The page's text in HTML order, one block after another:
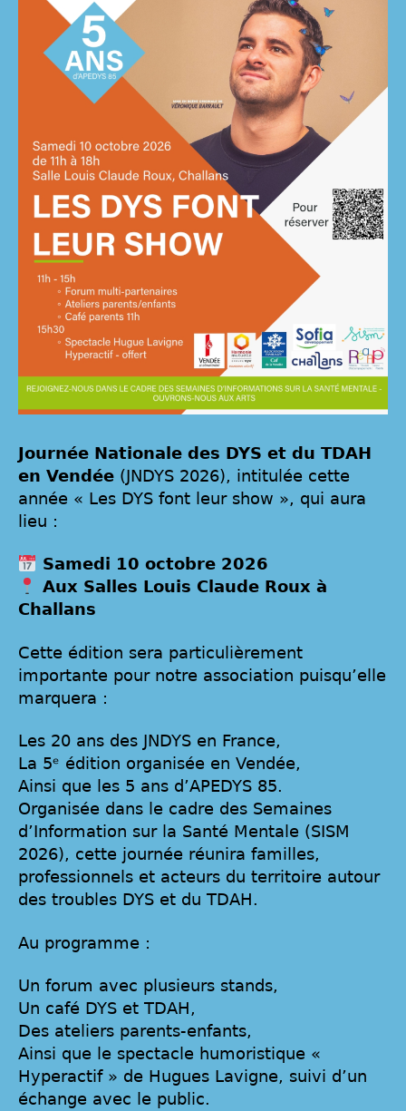
Journée Nationale des DYS et du TDAH
en Vendée (JNDYS 2026), intitulée cette
année « Les DYS font leur show », qui aura
lieu :
Samedi 10 octobre 2026
Aux Salles Louis Claude Roux à
Challans
Cette édition sera particulièrement
importante pour notre association puisqu’elle
marquera :
Les 20 ans des JNDYS en France,
La 5ᵉ édition organisée en Vendée,
Ainsi que les 5 ans d’APEDYS 85.
Organisée dans le cadre des Semaines
d’Information sur la Santé Mentale (SISM
2026), cette journée réunira familles,
professionnels et acteurs du territoire autour
des troubles DYS et du TDAH.
Au programme :
Un forum avec plusieurs stands,
Un café DYS et TDAH,
Des ateliers parents-enfants,
Ainsi que le spectacle humoristique «
Hyperactif » de Hugues Lavigne, suivi d’un
échange avec le public.